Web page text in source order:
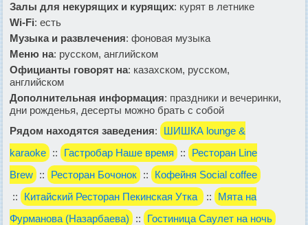
Залы для некурящих и курящих: курят в летнике
Wi-Fi: есть
Музыка и развлечения: фоновая музыка
Меню на: русском, английском
Официанты говорят на: казахском, русском,
английском
Дополнительная информация: праздники и вечеринки,
дни рожденья, десерты можно брать с собой
Рядом находятся заведения:
ШИШКА lounge &
karaoke :: Гастробар Наше время ::
Ресторан Line
Brew :: Ресторан Бочонок ::
Кофейня Social coffee
::
Китайский Ресторан Пекинская Утка ::
Мята на
Фурманова (Назарбаева)
:: Гостиница Саулет на ночь